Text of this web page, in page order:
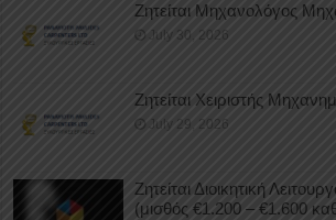
Ζητείται Μηχανολόγος
July 30, 2026
Ζητείται Χειριστής
July 29, 2026
Ζητείται Διοικητική
(μισθός €1.200 – €1.600